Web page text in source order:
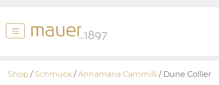
Shop / Schmuck /Annamaria Cammilli / Dune Collier